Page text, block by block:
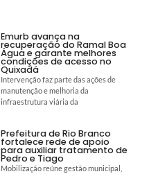
Emurb avança na
recuperação do Ramal Boa
Água e garante melhores
condições de acesso no
Quixadá
Intervenção faz parte das ações de
manutenção e melhoria da
infraestrutura viária da
Prefeitura de Rio Branco
fortalece rede de apoio
para auxiliar tratamento de
Pedro e Tiago
Mobilização reúne gestão municipal,